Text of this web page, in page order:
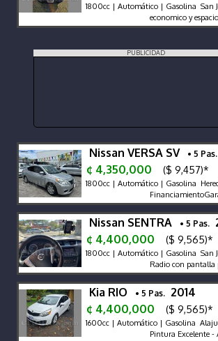
1800cc | Automático | Gasolina San
economico y
PUBLICIDAD
Nissan VERSA SV • 5 Pas.
¢ 4,350,000
($ 9,457)*
1800cc | Automático | Gasolina
Nissan SENTRA • 5 Pas.
¢ 4,400,000
($ 9,565)*
1800cc | Automático | Gasolina San
Radio con pantalla
Kia RIO • 5 Pas. 2014
¢ 4,400,000
($ 9,565)*
1600cc | Automático | Gasolina
Pintura Excelente -